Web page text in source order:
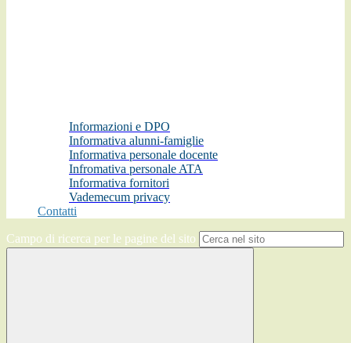
Informazioni e DPO
Informativa alunni-famiglie
Informativa personale docente
Infromativa personale ATA
Informativa fornitori
Vademecum privacy
Contatti
Campo di ricerca per le pagine del sito